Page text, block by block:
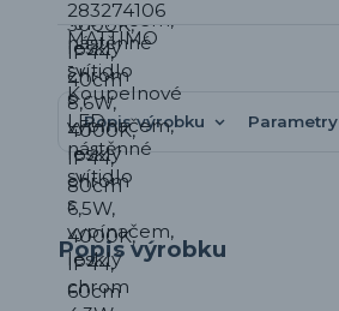
Popis výrobku Parametry
Popis výrobku